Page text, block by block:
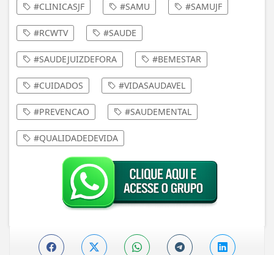
#CLINICASJF #SAMU #SAMUJF
#RCWTV #SAUDE
#SAUDEJUIZDEFORA #BEMESTAR
#CUIDADOS #VIDASAUDAVEL
#PREVENCAO #SAUDEMENTAL
#QUALIDADEDEVIDA